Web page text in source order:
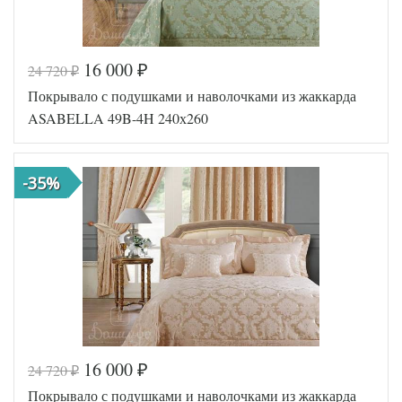
Код товара
519-701
Артикул
TT15456
Ткань
Жаккард
покрывала
240х260
Наполнитель
Хлопок
Размер
наволочек
50х70
(2шт)
Производитель
Tango
(Китай)
Код товара
518-757
Артикул
49B-4H/a
24 720₽ 16 000 ₽
Покрывало с подушками и наволочками из жаккарда
ASABELLA 49B-4H 240х260
-35%
24 720₽ 16 000 ₽
Покрывало с подушками и наволочками из жаккарда